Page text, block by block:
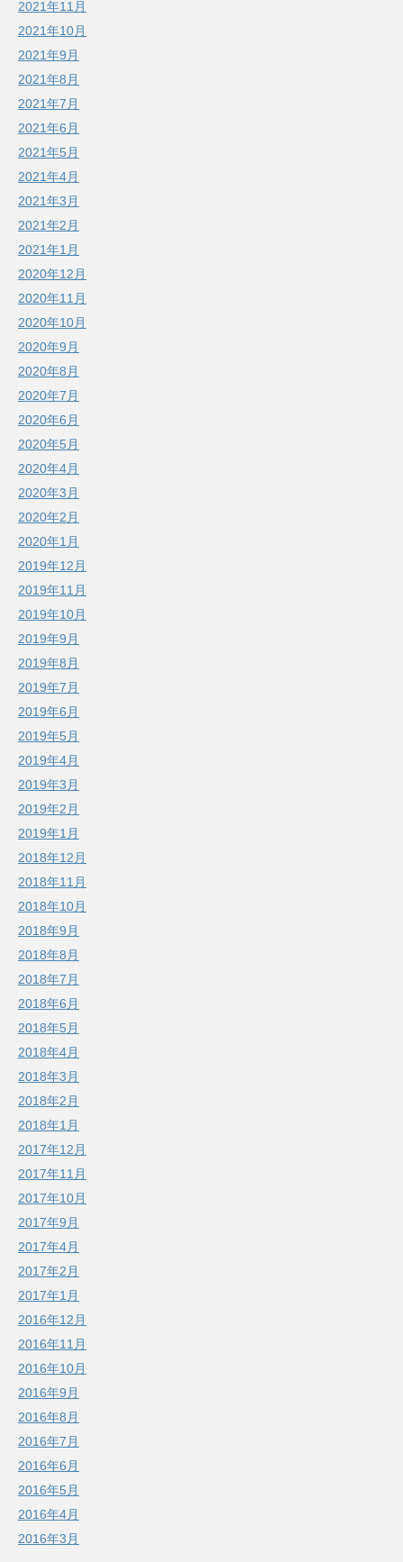
2021年11月
2021年10月
2021年9月
2021年8月
2021年7月
2021年6月
2021年5月
2021年4月
2021年3月
2021年2月
2021年1月
2020年12月
2020年11月
2020年10月
2020年9月
2020年8月
2020年7月
2020年6月
2020年5月
2020年4月
2020年3月
2020年2月
2020年1月
2019年12月
2019年11月
2019年10月
2019年9月
2019年8月
2019年7月
2019年6月
2019年5月
2019年4月
2019年3月
2019年2月
2019年1月
2018年12月
2018年11月
2018年10月
2018年9月
2018年8月
2018年7月
2018年6月
2018年5月
2018年4月
2018年3月
2018年2月
2018年1月
2017年12月
2017年11月
2017年10月
2017年9月
2017年4月
2017年2月
2017年1月
2016年12月
2016年11月
2016年10月
2016年9月
2016年8月
2016年7月
2016年6月
2016年5月
2016年4月
2016年3月